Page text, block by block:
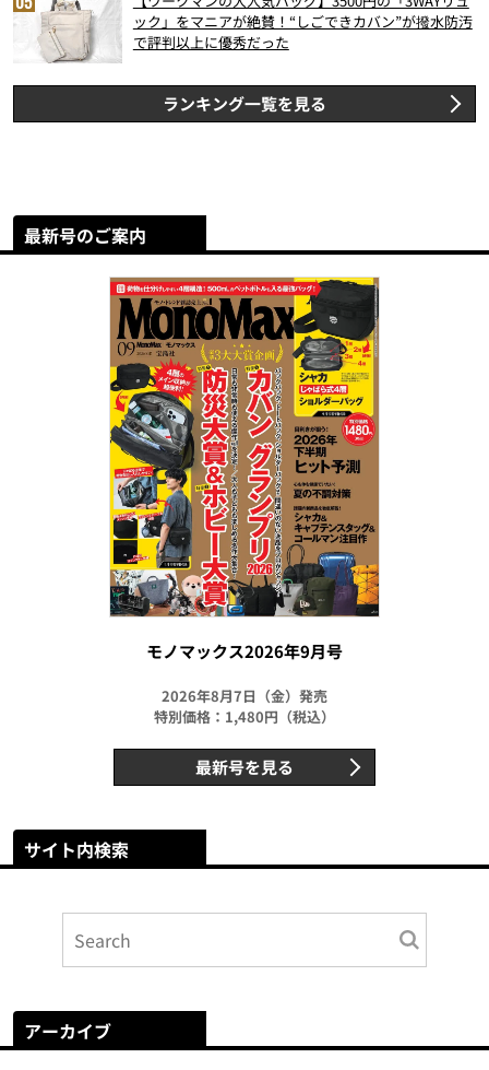
ック」をマニアが絶賛！“しごできカバン”が撥水防汚
で評判以上に優秀だった
ランキング一覧を見る
最新号のご案内
モノマックス2026年9月号
2026年8月7日（金）発売
特別価格：1,480円（税込）
最新号を見る
サイト内検索
アーカイブ